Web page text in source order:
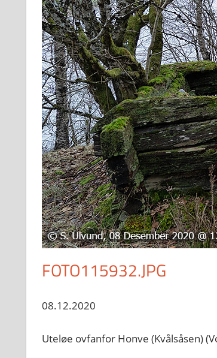
FOTO115932.JPG
08.12.2020
Uteløe ovfanfor Honve (Kvålsåsen)